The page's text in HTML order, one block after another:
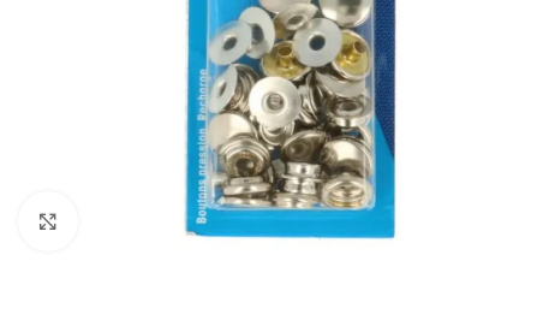
Klik om te vergroten